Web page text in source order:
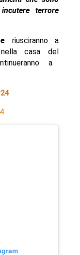
terrore
riusciranno a
casa del
a